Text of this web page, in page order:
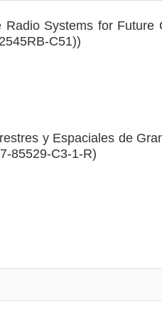
Systems for Future
C51))
y Espaciales de
85529-C3-1-R)